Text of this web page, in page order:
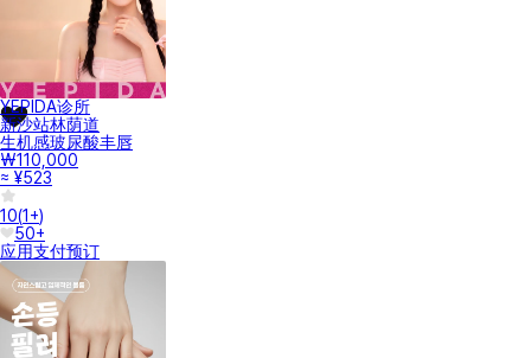
YEPIDA诊所
新沙站林荫道
生机感玻尿酸丰唇
₩110,000
≈ ¥523
10(1+)
50+
应用支付预订